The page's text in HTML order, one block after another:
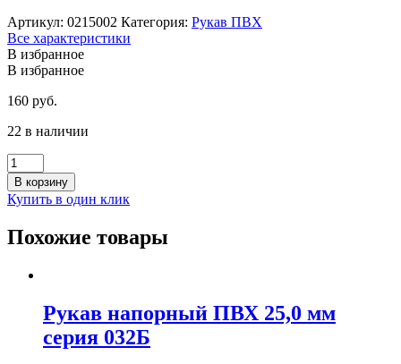
Артикул: 0215002 Категория: Рукав ПВХ
Все характеристики
В избранное
В избранное
160 руб.
22 в наличии
Количество
товара
Рукав
напорный
6,3
серия
В корзину
Купить в один клик
Похожие товары
Рукав напорный ПВХ 25,0 мм
серия 032Б